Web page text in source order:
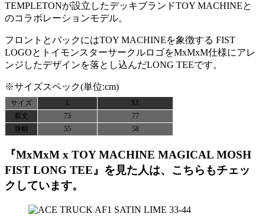
TEMPLETONが設立したデッキブランドTOY MACHINEと
のコラボレーションモデル。
フロントとバックにはTOY MACHINEを象徴する FIST
LOGOとトイモンスターサークルロゴをMxMxM仕様にアレ
ンジしたデザインを落とし込んだLONG TEEです。
※サイズスペック(単位:cm)
サイズ L
XL
着丈
73
77
身幅
55 58
『MxMxM x TOY MACHINE MAGICAL MOSH
FIST LONG TEE』を見た人は、こちらもチェッ
クしています。